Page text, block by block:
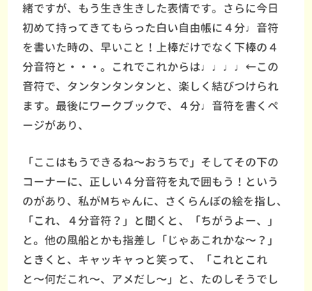
緒ですが、もう生き生きした表情です。さらに今日
初めて持ってきてもらった白い自由帳に４分♩音符
を書いた時の、早いこと！上棒だけでなく下棒の４
分音符と・・・。これでこれからは♩♩♩♩←この
音符で、タンタンタンタンと、楽しく結びつけられ
ます。最後にワークブックで、４分♩音符を書くペ
ージがあり、
「ここはもうできるね〜おうちで」そしてその下の
コーナーに、正しい４分音符を丸で囲もう！という
のがあり、私がMちゃんに、さくらんぼの絵を指し、
「これ、４分音符？」と聞くと、「ちがうよー、」
と。他の風船とかも指差し「じゃあこれかな〜？」
ときくと、キャッキャっと笑って、「これとこれ
と〜何だこれ〜、アメだし〜」と、たのしそうでし